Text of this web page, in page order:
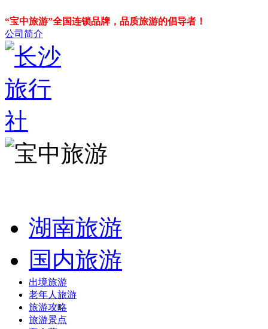
“宝中旅游”全国连锁品牌，品质旅游的倡导者！
公司简介
湖南旅游
国内旅游
出境旅游
老年人旅游
旅游攻略
旅游景点